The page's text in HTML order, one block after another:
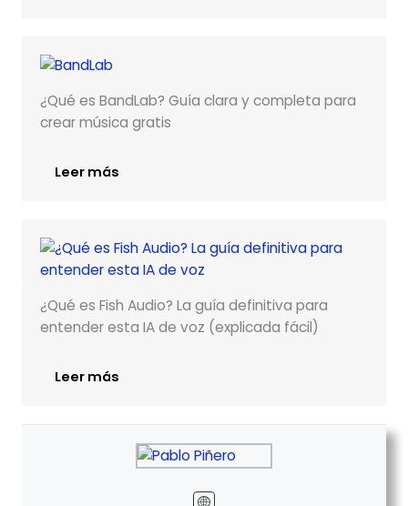
¿Qué es BandLab? Guía clara y completa para
crear música gratis
Leer más
¿Qué es Fish Audio? La guía definitiva para
entender esta IA de voz (explicada fácil)
Leer más